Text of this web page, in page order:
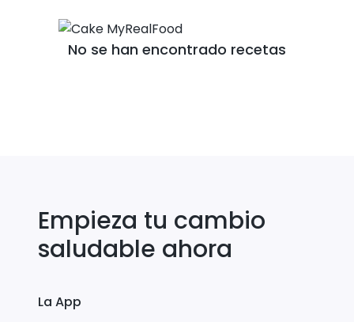
No se han encontrado recetas
Empieza tu cambio
saludable ahora
La App